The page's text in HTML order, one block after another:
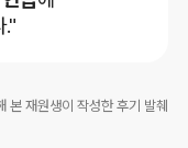
."
재원생이 작성한 후기 발췌